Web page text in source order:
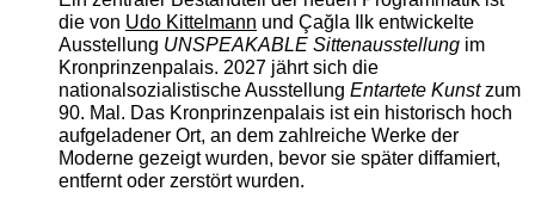
die von Udo Kittelmann und Çağla Ilk entwickelte
Ausstellung UNSPEAKABLE Sittenausstellungim
Kronprinzenpalais. 2027 jährt sich die
nationalsozialistische Ausstellung Entartete Kunstzum
90. Mal. Das Kronprinzenpalais ist ein historisch hoch
aufgeladener Ort, an dem zahlreiche Werke der
Moderne gezeigt wurden, bevor sie später diffamiert,
entfernt oder zerstört wurden.